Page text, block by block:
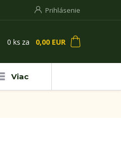
Prihlásenie
0 ks za 0,00 EUR
Viac